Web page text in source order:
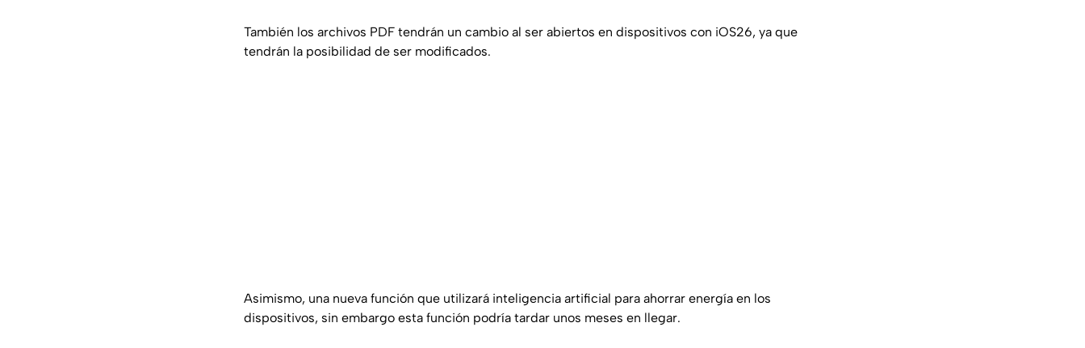
También los archivos PDF tendrán un cambio al ser abiertos en dispositivos con iOS26, ya que
tendrán la posibilidad de ser modificados.
Asimismo, una nueva función que utilizará inteligencia artificial para ahorrar energía en los
dispositivos, sin embargo esta función podría tardar unos meses en llegar.